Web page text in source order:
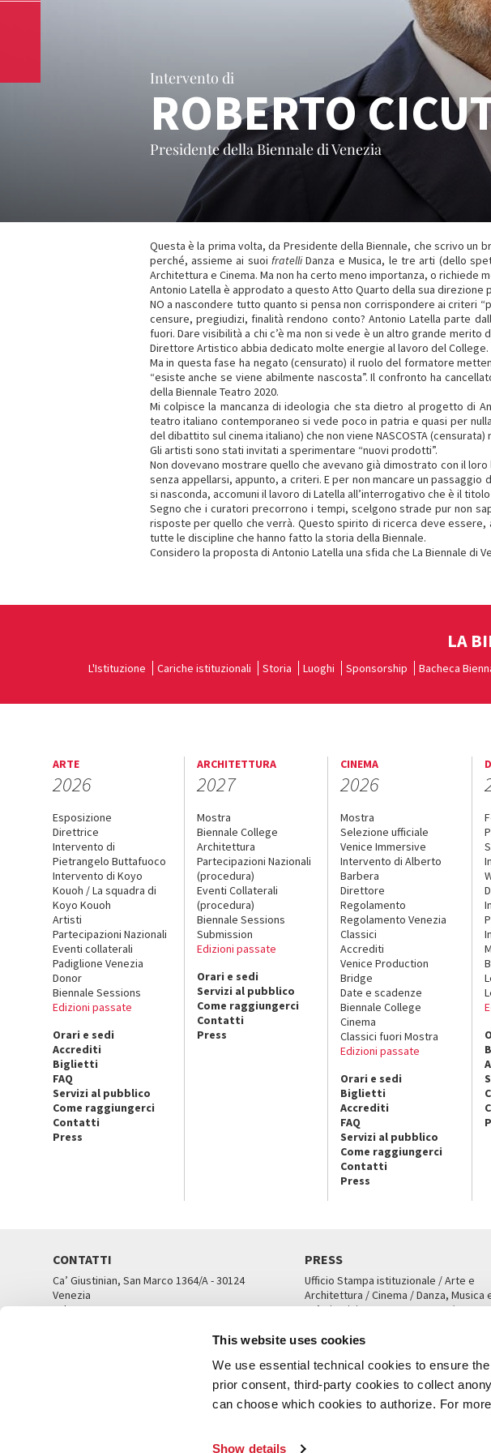
This website uses cookies
We use essential technical cookies to ensure
prior consent, third-party cookies to collect
can choose which cookies to authorize. For
Show details
Intervento di
ROBERTO
Presidente della Biennale di Venezia
Questa è la prima volta, da Presidente della Biennale, che scrivo
perché, assieme ai suoifratelliDanza e Musica, le tre arti (dello
Architettura e Cinema. Ma non ha certo meno importanza, o richiede
Antonio Latella è approdato a questo Atto Quarto della sua direzione
NO a nascondere tutto quanto si pensa non corrispondere ai criteri
censure, pregiudizi, finalità rendono conto? Antonio Latella parte
fuori. Dare visibilità a chi c’è ma non si vede è un altro grande
Direttore Artistico abbia dedicato molte energie al lavoro del College.
Ma in questa fase ha negato (censurato) il ruolo del formatore
“esiste anche se viene abilmente nascosta”. Il confronto ha
della Biennale Teatro 2020.
Mi colpisce la mancanza di ideologia che sta dietro al progetto di
teatro italiano contemporaneo si vede poco in patria e quasi per
del dibattito sul cinema italiano) che non viene NASCOSTA
Gli artisti sono stati invitati a sperimentare “nuovi prodotti”.
Non dovevano mostrare quello che avevano già dimostrato con il
senza appellarsi, appunto, a criteri. E per non mancare un
si nasconda, accomuni il lavoro di Latella all’interrogativo che è il
Segno che i curatori precorrono i tempi, scelgono strade pur non
risposte per quello che verrà. Questo spirito di ricerca deve
tutte le discipline che hanno fatto la storia della Biennale.
Considero la proposta di Antonio Latella una sfida che La Biennale
LA
L'Istituzione Cariche istituzionali Storia Luoghi Sponsorship Bacheca
ARTE
2026
Esposizione
Direttrice
Intervento di
Pietrangelo Buttafuoco
Intervento di Koyo
Kouoh / La squadra di
Koyo Kouoh
Artisti
Partecipazioni Nazionali
Eventi collaterali
Padiglione Venezia
Donor
Biennale Sessions
Edizioni passate
Orari e sedi
Accrediti
Biglietti
FAQ
Servizi al pubblico
Come raggiungerci
Contatti
Press
ARCHITETTURA
2027
Mostra
Biennale College
Architettura
Partecipazioni Nazionali
(procedura)
Eventi Collaterali
(procedura)
Biennale Sessions
Submission
Edizioni passate
Orari e sedi
Servizi al pubblico
Come raggiungerci
Contatti
Press
CINEMA
2026
Mostra
Selezione ufficiale
Venice Immersive
Intervento di Alberto
Barbera
Direttore
Regolamento
Regolamento Venezia
Classici
Accrediti
Venice Production
Bridge
Date e scadenze
Biennale College
Cinema
Classici fuori Mostra
Edizioni passate
Orari e sedi
Biglietti
Accrediti
FAQ
Servizi al pubblico
Come raggiungerci
Contatti
Press
CONTATTI
Ca’ Giustinian, San Marco 1364/A - 30124
Venezia
Tel. 041 5218711
PRESS
Ufficio Stampa istituzionale / Arte e
Architettura / Cinema / Danza, Musica
Ca’ Giustinian, San Marco 1364/A,
UFFICI STAMPA